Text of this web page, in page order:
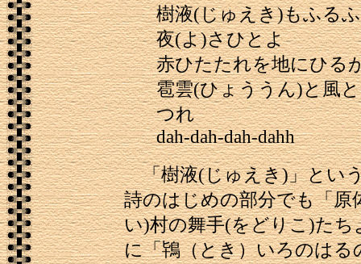
樹液(じゅえき)もふる
夜(よ)さひとよ
赤ひたたれを地にひる
雹雲(ひょううん)と風
つれ
dah-dah-dah-dahh
「樹液(じゅえき)」とい
詩のはじめの部分でも「原
い)村の舞手(をどりこ)たち
に「鴇（とき）いろのはる